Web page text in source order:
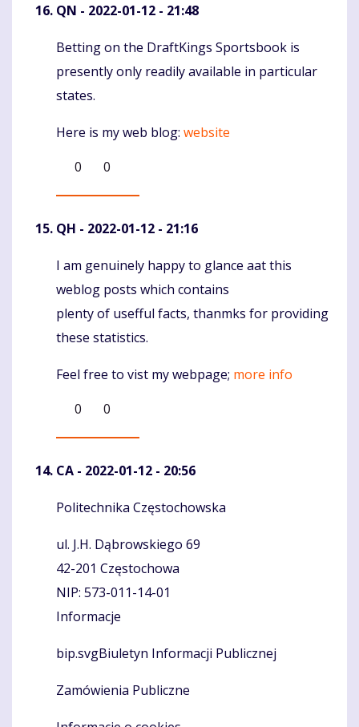
QN - 2022-01-12 - 21:48
Komentaras
Betting on the DraftKings Sportsbook is
presently only readily available in particular
states.
Here is my web blog: website
0
0
QH - 2022-01-12 - 21:16
Komentaras
I am genuinely happy to glance aat this
weblog posts which contains
plenty of usefful facts, thanmks for providing
these statistics.
Feel free to vist my webpage; more info
0
0
CA - 2022-01-12 - 20:56
Komentaras
Politechnika Częstochowska
ul. J.H. Dąbrowskiego 69
42-201 Częstochowa
NIP: 573-011-14-01
Informacje
bip.svgBiuletyn Informacji Publicznej
Zamówienia Publiczne